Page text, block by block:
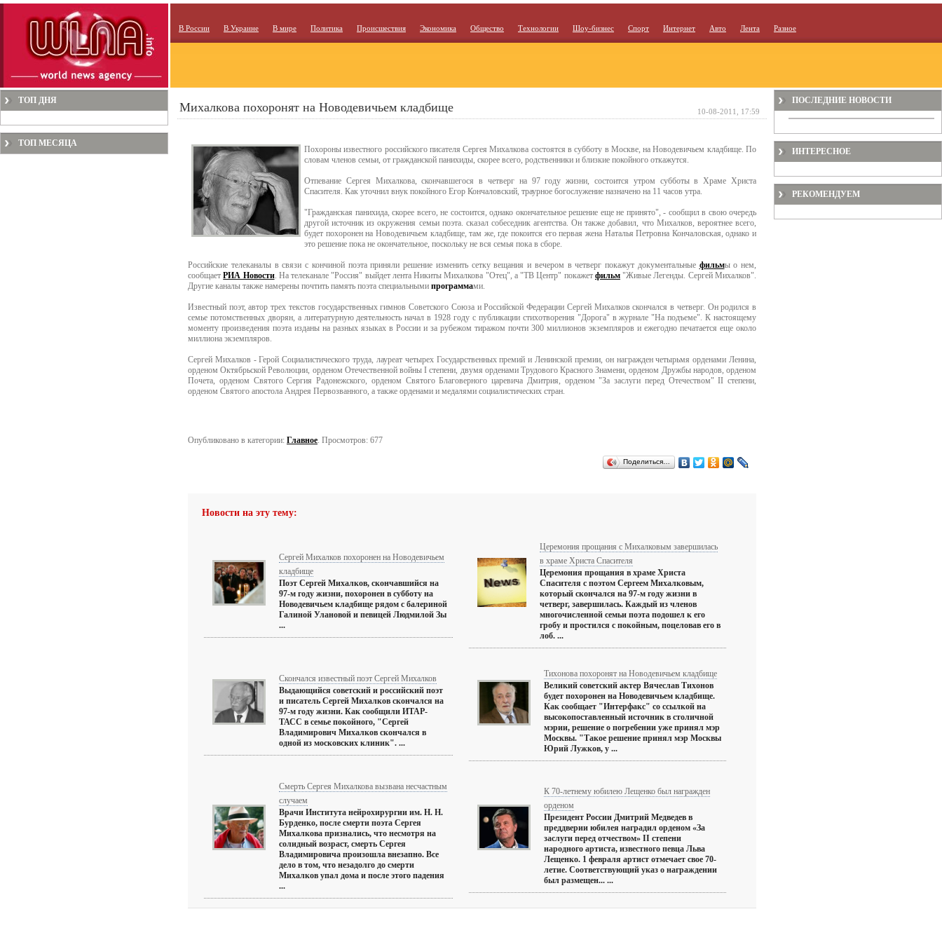
В России В Украине В мире Политика Происшествия Экономика Общество Технологии Шоу-бизнес Спорт Интернет Авто Лента Разное
ТОП ДНЯ
ТОП МЕСЯЦА
Михалкова похоронят на Новодевичьем кладбище
Похороны известного российского писателя Сергея Михалкова состоятся в субботу в Москве, на Новодевичьем кладбище. По
словам членов семьи, от гражданской панихиды, скорее всего, родственники и близкие покойного откажутся.
Отпевание Сергея Михалкова, скончавшегося в четверг на 97 году жизни, состоится утром субботы в Храме Христа
Спасителя. Как уточнил внук покойного Егор Кончаловский, траурное богослужение назначено на 11 часов утра.
"Гражданская панихида, скорее всего, не состоится, однако окончательное решение еще не принято", - сообщил в свою очередь
другой источник из окружения семьи поэта. сказал собеседник агентства. Он также добавил, что Михалков, вероятнее всего,
будет похоронен на Новодевичьем кладбище, там же, где покоится его первая жена Наталья Петровна Кончаловская, однако и
это решение пока не окончательное, поскольку не вся семья пока в сборе.
Российские телеканалы в связи с кончиной поэта приняли решение изменить сетку вещания и вечером в четверг покажут документальные фильмы о нем,
сообщаетРИА Новости. На телеканале "Россия" выйдет лента Никиты Михалкова "Отец", а "ТВ Центр" покажет фильм"Живые Легенды. Сергей Михалков".
Другие каналы также намерены почтить память поэта специальными программами.
Известный поэт, автор трех текстов государственных гимнов Советского Союза и Российской Федерации Сергей Михалков скончался в четверг. Он родился в
семье потомственных дворян, а литературную деятельность начал в 1928 году с публикации стихотворения "Дорога" в журнале "На подъеме". К настоящему
моменту произведения поэта изданы на разных языках в России и за рубежом тиражом почти 300 миллионов экземпляров и ежегодно печатается еще около
миллиона экземпляров.
Сергей Михалков - Герой Социалистического труда, лауреат четырех Государственных премий и Ленинской премии, он награжден четырьмя орденами Ленина,
орденом Октябрьской Революции, орденом Отечественной войны I степени, двумя орденами Трудового Красного Знамени, орденом Дружбы народов, орденом
Почета, орденом Святого Сергия Радонежского, орденом Святого Благоверного царевича Дмитрия, орденом "За заслуги перед Отечеством" II степени,
орденом Святого апостола Андрея Первозванного, а также орденами и медалями социалистических стран.
Опубликовано в категории: Главное. Просмотров: 677
Поделиться…
Новости на эту тему:
Сергей Михалков похоронен на Новодевичьем
кладбище
Поэт Сергей Михалков, скончавшийся на
97-м году жизни, похоронен в субботу на
Новодевичьем кладбище рядом с балериной
Галиной Улановой и певицей Людмилой Зы
...
Церемония прощания с Михалковым завершилась
в храме Христа Спасителя
Церемония прощания в храме Христа
Спасителя с поэтом Сергеем Михалковым,
который скончался на 97-м году жизни в
четверг, завершилась. Каждый из членов
многочисленной семьи поэта подошел к его
гробу и простился с покойным, поцеловав его в
лоб. ...
Скончался известный поэт Сергей Михалков
Выдающийся советский и российский поэт
и писатель Сергей Михалков скончался на
97-м году жизни. Как сообщили ИТАР-
ТАСС в семье покойного, "Сергей
Владимирович Михалков скончался в
одной из московских клиник". ...
Тихонова похоронят на Новодевичьем кладбище
Великий советский актер Вячеслав Тихонов
будет похоронен на Новодевичьем кладбище.
Как сообщает "Интерфакс" со ссылкой на
высокопоставленный источник в столичной
мэрии, решение о погребении уже принял мэр
Москвы. "Такое решение принял мэр Москвы
Юрий Лужков, у ...
Смерть Сергея Михалкова вызвана несчастным
случаем
Врачи Института нейрохирургии им. Н. Н.
Бурденко, после смерти поэта Сергея
Михалкова признались, что несмотря на
солидный возраст, смерть Сергея
Владимировича произошла внезапно. Все
дело в том, что незадолго до смерти
Михалков упал дома и после этого падения
...
К 70-летнему юбилею Лещенко был награжден
орденом
Президент России Дмитрий Медведев в
преддверии юбилея наградил орденом «За
заслуги перед отчеством» II степени
народного артиста, известного певца Льва
Лещенко. 1 февраля артист отмечает свое 70-
летие. Соответствующий указ о награждении
был размещен... ...
10-08-2011, 17:59
ПОСЛЕДНИЕ НОВОСТИ
ИНТЕРЕСНОЕ
РЕКОМЕНДУЕМ